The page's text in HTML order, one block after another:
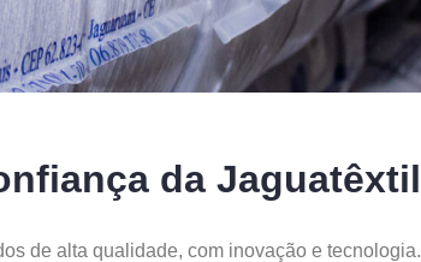
da Jaguatêxtil
de alta qualidade, com inovação e tecnologia.